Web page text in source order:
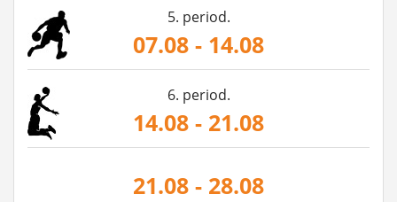
5. period.
07.08 - 14.08
6. period.
14.08 - 21.08
21.08 - 28.08